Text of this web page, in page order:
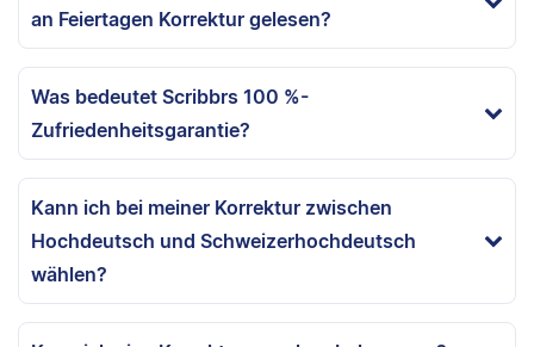
an Feiertagen Korrektur gelesen?
Was bedeutet Scribbrs 100 %-
Zufriedenheitsgarantie?
Kann ich bei meiner Korrektur zwischen
Hochdeutsch und Schweizerhochdeutsch
wählen?